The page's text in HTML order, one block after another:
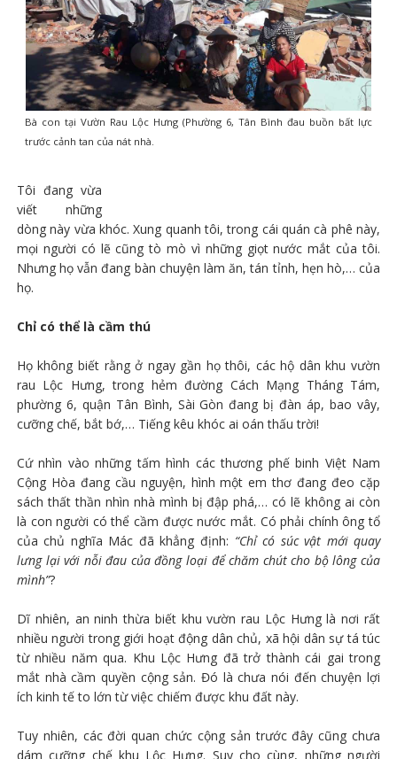
Bà con tại Vườn Rau Lộc Hưng (Phường 6, Tân Bình đau buồn bất lực
trước cảnh tan của nát nhà.
Tôi đang vừa
viết những
dòng này vừa khóc. Xung quanh tôi, trong cái quán cà phê này,
mọi người có lẽ cũng tò mò vì những giọt nước mắt của tôi.
Nhưng họ vẫn đang bàn chuyện làm ăn, tán tỉnh, hẹn hò,… của
họ.
Chỉ có thể là cầm thú
Họ không biết rằng ở ngay gần họ thôi, các hộ dân khu vườn
rau Lộc Hưng, trong hẻm đường Cách Mạng Tháng Tám,
phường 6, quận Tân Bình, Sài Gòn đang bị đàn áp, bao vây,
cưỡng chế, bắt bớ,… Tiếng kêu khóc ai oán thấu trời!
Cứ nhìn vào những tấm hình các thương phế binh Việt Nam
Cộng Hòa đang cầu nguyện, hình một em thơ đang đeo cặp
sách thất thần nhìn nhà mình bị đập phá,… có lẽ không ai còn
là con người có thể cầm được nước mắt. Có phải chính ông tổ
của chủ nghĩa Mác đã khẳng định: “Chỉ có súc vật mới quay
lưng lại với nỗi đau của đồng loại để chăm chút cho bộ lông của
mình”?
Dĩ nhiên, an ninh thừa biết khu vườn rau Lộc Hưng là nơi rất
nhiều người trong giới hoạt động dân chủ, xã hội dân sự tá túc
từ nhiều năm qua. Khu Lộc Hưng đã trở thành cái gai trong
mắt nhà cầm quyền cộng sản. Đó là chưa nói đến chuyện lợi
ích kinh tế to lớn từ việc chiếm được khu đất này.
Tuy nhiên, các đời quan chức cộng sản trước đây cũng chưa
dám cưỡng chế khu Lộc Hưng. Suy cho cùng, những người